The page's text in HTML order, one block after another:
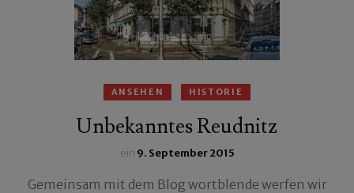
ANSEHEN HISTORIE
Unbekanntes Reudnitz
ein 9. September 2015
Gemeinsam mit dem Blog wortblende werfen wir